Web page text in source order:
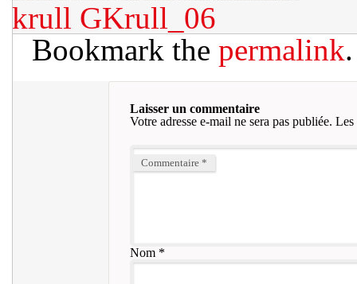
krull GKrull_06
Bookmark the permalink.
Laisser un commentaire
Votre adresse e-mail ne sera pas publiée. Les
Commentaire *
Nom*